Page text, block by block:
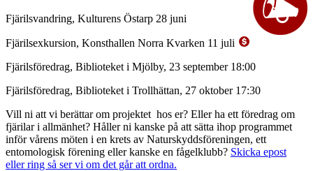
Fjärilsvandring, Kulturens Östarp 28 juni
Fjärilsexkursion, Konsthallen Norra Kvarken 11 juli
Fjärilsföredrag, Biblioteket i Mjölby, 23 september 18:00
Fjärilsföredrag, Biblioteket i Trollhättan, 27 oktober 17:30
Vill ni att vi berättar om projektet hos er? Eller ha ett föredrag om
fjärilar i allmänhet? Håller ni kanske på att sätta ihop programmet
inför vårens möten i en krets av Naturskyddsföreningen, ett
entomologisk förening eller kanske en fågelklubb? Skicka epost
eller ring så ser vi om det går att ordna.